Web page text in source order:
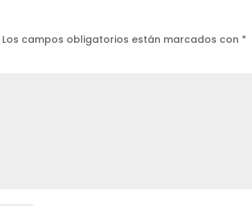
Los campos obligatorios están marcados con *